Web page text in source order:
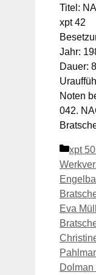
Titel:
xpt 42
Jahr:
Dauer:
Noten
042.
xpt
Eva
Dolman